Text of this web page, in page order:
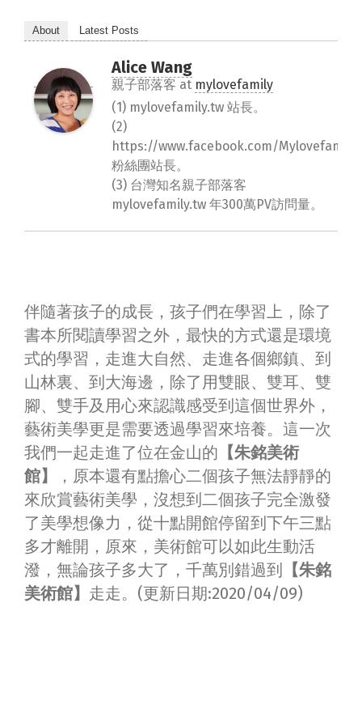
About Latest Posts
Alice Wang
親子部落客 at mylovefamily
(1) mylovefamily.tw 站長。
(2)
https://www.facebook.com/
粉絲團站長。
(3) 台灣知名親子部落客
mylovefamily.tw 年300萬PV訪問量。
伴隨著孩子的成長，孩子們在學習上，除了
書本所閱讀學習之外，最快的方式還是環境
式的學習，走進大自然、走進各個鄉鎮、到
山林裏、到大海邊，除了用雙眼、雙耳、雙
腳、雙手及用心來認識感受到這個世界外，
藝術美學更是需要透過學習來培養。這一次
我們一起走進了位在金山的 【朱銘美術
館】
，原本還有點擔心二個孩子無法靜靜的
來欣賞藝術美學，沒想到二個孩子完全激發
了美學想像力，從十點開館停留到下午三點
多才離開，原來，美術館可以如此生動活
潑，無論孩子多大了，千萬別錯過到
【朱銘
美術館】 走走。(更新日期:2020/04/09)